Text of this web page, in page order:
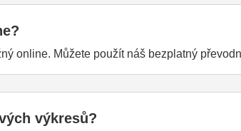
online. Můžete použít náš bezplatný
výkresů?